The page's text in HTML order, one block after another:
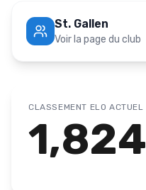
St. Gallen
Voir la page du club
CLASSEMENT ELO ACTUEL
1,824